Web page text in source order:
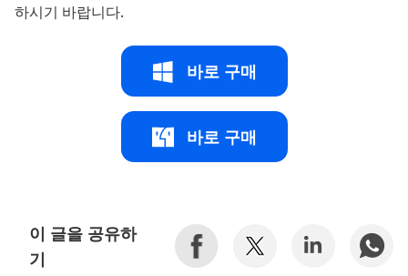
하시기 바랍니다.
바로 구매
바로 구매
이 글을 공유하
기